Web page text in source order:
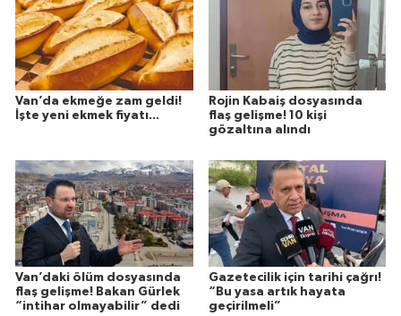
Van’da ekmeğe zam geldi!
İşte yeni ekmek fiyatı...
Rojin Kabaiş dosyasında
flaş gelişme! 10 kişi
gözaltına alındı
Van’daki ölüm dosyasında
flaş gelişme! Bakan Gürlek
“intihar olmayabilir” dedi
Gazetecilik için tarihi çağrı!
“Bu yasa artık hayata
geçirilmeli”